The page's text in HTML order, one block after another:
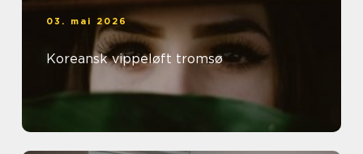
03. mai 2026
Koreansk vippeløft tromsø